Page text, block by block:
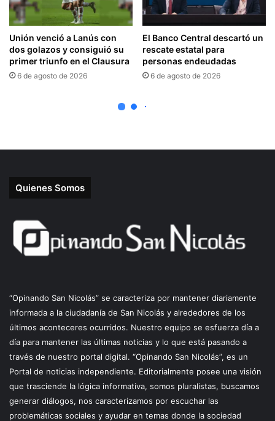
Quienes Somos
“Opinando San Nicolás” se caracteriza por mantener diariamente
informada a la ciudadanía de San Nicolás y alrededores de los
últimos aconteceres ocurridos. Nuestro equipo se esfuerza día a
día para mantener las últimas noticias y lo que está pasando a
través de nuestro portal digital. “Opinando San Nicolás”, es un
Portal de noticias independiente. Editorialmente posee una visión
que trasciende la lógica informativa, somos pluralistas, buscamos
generar diálogos, nos caracterizamos por escuchar las
problemáticas sociales y ayudar en temas donde la sociedad